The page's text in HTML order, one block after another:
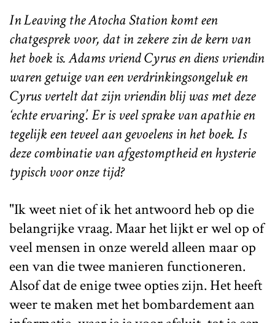
InLeaving the Atocha Stationkomt een
chatgesprek voor, dat in zekere zin de kern van
het boek is. Adams vriend Cyrus en diens vriendin
waren getuige van een verdrinkingsongeluk en
Cyrus vertelt dat zijn vriendin blij was met deze
‘echte ervaring’. Er is veel sprake van apathie en
tegelijk een teveel aan gevoelens in het boek. Is
deze combinatie van afgestomptheid en hysterie
typisch voor onze tijd?
"Ik weet niet of ik het antwoord heb op die
belangrijke vraag. Maar het lijkt er wel op of
veel mensen in onze wereld alleen maar op
een van die twee manieren functioneren.
Alsof dat de enige twee opties zijn. Het heeft
weer te maken met het bombardement aan